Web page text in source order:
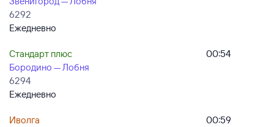
6292
Ежедневно
Стандарт плюс
Бородино — Лобня
6294
Ежедневно
00:54
Иволга
00:59